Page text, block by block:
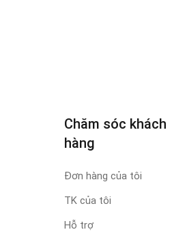
Chăm sóc khách
hàng
Đơn hàng của tôi
TK của tôi
Hỗ trợ